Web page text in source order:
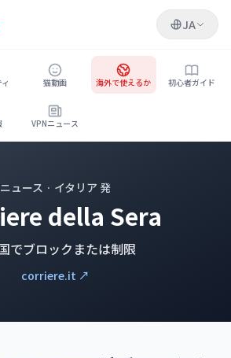
JA
猫動画 海外で使えるか 初心者ガイド
VPNニュース
ニュース · イタリア 発
della Sera
でブロックまたは制限
corriere.it ↗